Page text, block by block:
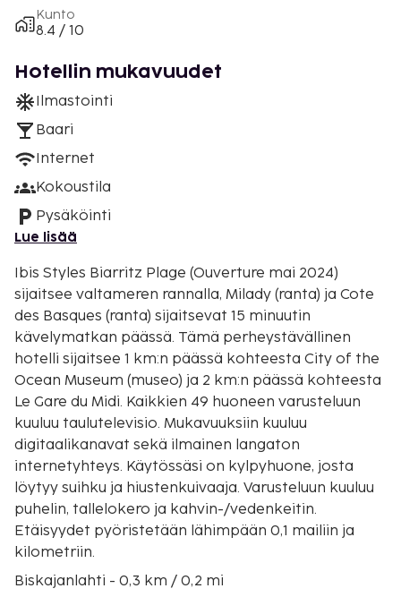
Kunto
8.4 / 10
Hotellin mukavuudet
Ilmastointi
Baari
Internet
Kokoustila
Pysäköinti
Lue lisää
Ibis Styles Biarritz Plage (Ouverture mai 2024)
sijaitsee valtameren rannalla, Milady (ranta) ja Cote
des Basques (ranta) sijaitsevat 15 minuutin
kävelymatkan päässä. Tämä perheystävällinen
hotelli sijaitsee 1 km:n päässä kohteesta City of the
Ocean Museum (museo) ja 2 km:n päässä kohteesta
Le Gare du Midi. Kaikkien 49 huoneen varusteluun
kuuluu taulutelevisio. Mukavuuksiin kuuluu
digitaalikanavat sekä ilmainen langaton
internetyhteys. Käytössäsi on kylpyhuone, josta
löytyy suihku ja hiustenkuivaaja. Varusteluun kuuluu
puhelin, tallelokero ja kahvin-/vedenkeitin.
Etäisyydet pyöristetään lähimpään 0,1 mailiin ja
kilometriin.
Biskajanlahti - 0,3 km / 0,2 mi